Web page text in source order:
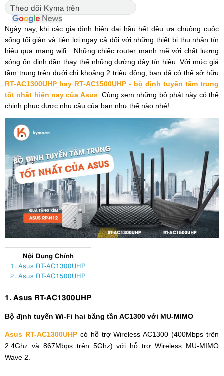
Theo dõi Kyma trên
Ngày nay, khi các gia đình hiện đại hầu hết đều ưa chuộng cuộc
sống tối giản và tiện lợi ngay cả đối với những thiết bị thu nhận tín
hiệu qua mạng wifi. Những chiếc router mạnh mẽ với chất lượng
sóng ổn định dần thay thế những đường dây tín hiệu. Với mức giá
tầm trung trên dưới chỉ khoảng 2 triệu đồng, bạn đã có thể sở hữu
RT-AC1300UHP hay RT-AC1500UHP - bộ định tuyến tầm trung
tốt nhất hiện nay của Asus. Cùng xem những bộ phát này có thể
chinh phục được nhu cầu của bạn như thế nào nhé!
Nội Dung Chính
1. Asus RT-AC1300UHP
2. Asus RT-AC1500UHP
1. Asus RT-AC1300UHP
Bộ định tuyến Wi-Fi hai băng tần AC1300 với MU-MIMO
Asus RT-AC1300UHPcó hỗ trợ Wireless AC1300 (400Mbps trên
2.4Ghz và 867Mbps trên 5Ghz) với hỗ trợ Wireless MU-MIMO
Wave 2.